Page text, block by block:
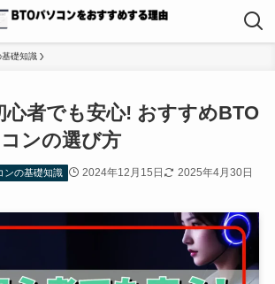
礎知識
心者でも安心! おすすめBTO
ンの選び方
ンの基礎知識 2024年12月15日 2025年4月30日